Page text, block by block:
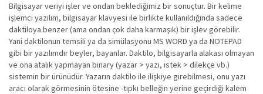
Bilgisayar veriyi işler ve ondan beklediğimiz bir sonuçtur. Bir kelime
işlemci yazılım, bilgisayar klavyesi ile birlikte kullanıldığında sadece
daktiloya benzer (ama ondan çok daha karmaşık) bir işlev görebilir.
Yani daktilonun temsili ya da simülasyonu MS WORD ya da NOTEPAD
gibi bir yazılımdır beyler, bayanlar. Daktilo, bilgisayarla alakası olmayan
ve ona atalık yapmayan binary (yazar > yazı, istek > dilekçe vb.)
sistemin bir ürünüdür. Yazarın daktilo ile ilişkiye girebilmesi, onu yazı
aracı olarak görmesinin ötesine -tıpkı belleğin yerine geçirdiği kalem